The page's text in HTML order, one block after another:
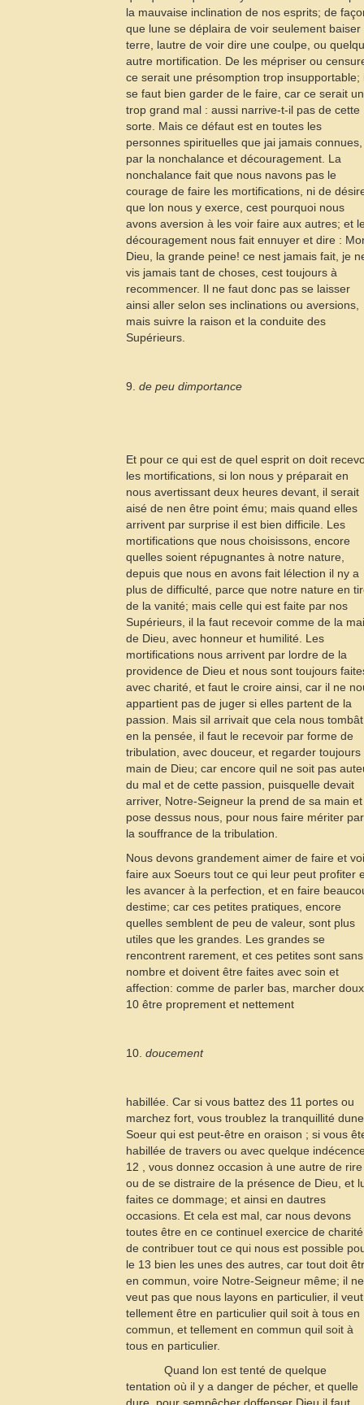
la mauvaise inclination de nos esprits; de
que lune se déplaira de voir seulement baiser
terre, lautre de voir dire une coulpe, ou
autre mortification. De les mépriser ou
ce serait une présomption trop insupportable;
se faut bien garder de le faire, car ce serait un
trop grand mal : aussi narrive-t-il pas de cette
sorte. Mais ce défaut est en toutes les
personnes spirituelles que jai jamais connues,
par la nonchalance et découragement. La
nonchalance fait que nous navons pas le
courage de faire les mortifications, ni de
que lon nous y exerce, cest pourquoi nous
avons aversion à les voir faire aux autres; et
découragement nous fait ennuyer et dire :
Dieu, la grande peine! ce nest jamais fait, je
vis jamais tant de choses, cest toujours à
recommencer. Il ne faut donc pas se laisser
ainsi aller selon ses inclinations ou aversions,
mais suivre la raison et la conduite des
Supérieurs.
9. de peu dimportance
Et pour ce qui est de quel esprit on doit
les mortifications, si lon nous y préparait en
nous avertissant deux heures devant, il serait
aisé de nen être point ému; mais quand elles
arrivent par surprise il est bien difficile. Les
mortifications que nous choisissons, encore
quelles soient répugnantes à notre nature,
depuis que nous en avons fait lélection il ny a
plus de difficulté, parce que notre nature en
de la vanité; mais celle qui est faite par nos
Supérieurs, il la faut recevoir comme de la
de Dieu, avec honneur et humilité. Les
mortifications nous arrivent par lordre de la
providence de Dieu et nous sont toujours
avec charité, et faut le croire ainsi, car il ne
appartient pas de juger si elles partent de la
passion. Mais sil arrivait que cela nous tombât
en la pensée, il faut le recevoir par forme de
tribulation, avec douceur, et regarder toujours
main de Dieu; car encore quil ne soit pas
du mal et de cette passion, puisquelle devait
arriver, Notre-Seigneur la prend de sa main
pose dessus nous, pour nous faire mériter par
la souffrance de la tribulation.
Nous devons grandement aimer de faire et
faire aux Soeurs tout ce qui leur peut profiter
les avancer à la perfection, et en faire
destime; car ces petites pratiques, encore
quelles semblent de peu de valeur, sont plus
utiles que les grandes. Les grandes se
rencontrent rarement, et ces petites sont sans
nombre et doivent être faites avec soin et
affection: comme de parler bas, marcher doux
10 être proprement et nettement
10. doucement
habillée. Car si vous battez des 11 portes ou
marchez fort, vous troublez la tranquillité dune
Soeur qui est peut-être en oraison ; si vous
habillée de travers ou avec quelque
12 , vous donnez occasion à une autre de rire
ou de se distraire de la présence de Dieu, et
faites ce dommage; et ainsi en dautres
occasions. Et cela est mal, car nous devons
toutes être en ce continuel exercice de
de contribuer tout ce qui nous est possible
le 13 bien les unes des autres, car tout doit
en commun, voire Notre-Seigneur même; il ne
veut pas que nous layons en particulier, il veut
tellement être en particulier quil soit à tous en
commun, et tellement en commun quil soit à
tous en particulier.
Quand lon est tenté de quelque
tentation où il y a danger de pécher, et quelle